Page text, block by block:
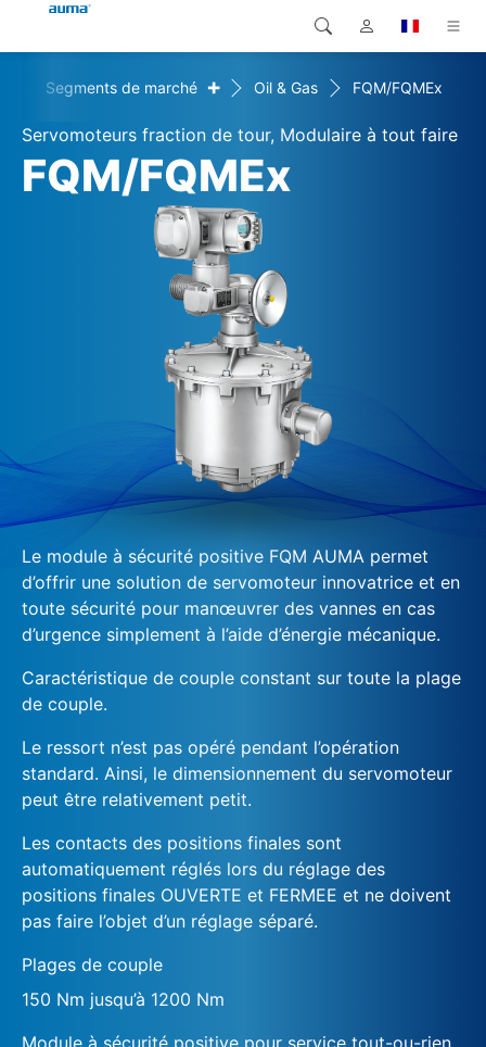
Produits
Solutions
Téléchargements
Global
Europe
Asie et Océanie
Amérique du Nord
Recherche
Segments de marché + Oil & Gas FQM/FQMEx
Servomoteurs fraction de tour, Modulaire à tout faire
FQM/FQMEx
Le module à sécurité positive FQM AUMA permet
d’offrir une solution de servomoteur innovatrice et en
toute sécurité pour manœuvrer des vannes en cas
d’urgence simplement à l’aide d’énergie mécanique.
Caractéristique de couple constant sur toute la plage
de couple.
Le ressort n’est pas opéré pendant l’opération
standard. Ainsi, le dimensionnement du servomoteur
peut être relativement petit.
Les contacts des positions finales sont
automatiquement réglés lors du réglage des
positions finales OUVERTE et FERMEE et ne doivent
pas faire l’objet d’un réglage séparé.
Plages de couple
150 Nm jusqu’à 1200 Nm
Module à sécurité positive pour service tout-ou-rien